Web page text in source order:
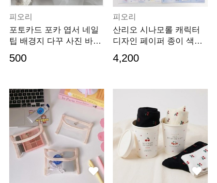
피오리
포토카드 포카 엽서 네일
팁 배경지 다꾸 사진 바인
500
피오리
산리오 시나모롤 캐릭터
디자인 페이퍼 종이 색지
4,200